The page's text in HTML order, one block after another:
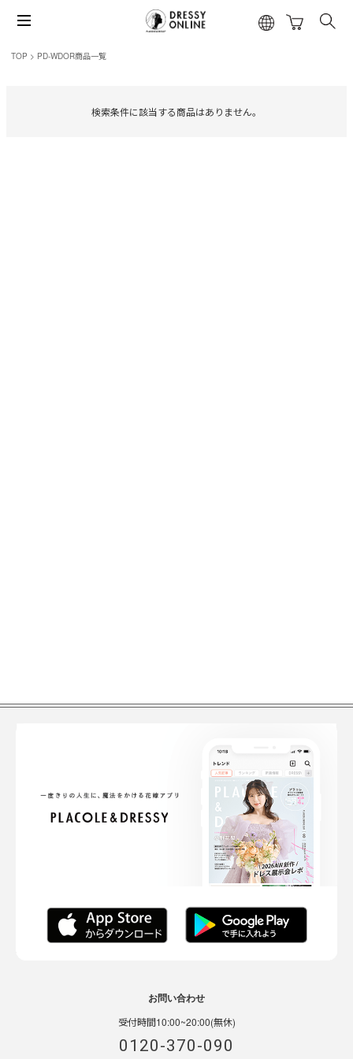
TOP PD-WDOR商品一覧
検索条件に該当する商品はありません。
お問い合わせ
受付時間10:00~20:00(無休)
0120-370-090